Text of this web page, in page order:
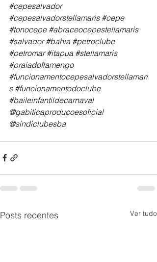
#cepesalvador
#cepesalvadorstellamaris #cepe
#tonocepe #abraceocepestellamaris
#salvador #bahia #petroclube
#petromar #itapua #stellamaris
#praiadoflamengo
#funcionamentocepesalvadorstellamari
s #funcionamentodoclube
#baileinfantildecarnaval
@gabiticaproducoesoficial
@sindiclubesba
Posts recentes Ver tudo